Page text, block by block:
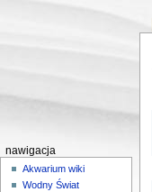
nawigacja
Akwarium wiki
Wodny Świat